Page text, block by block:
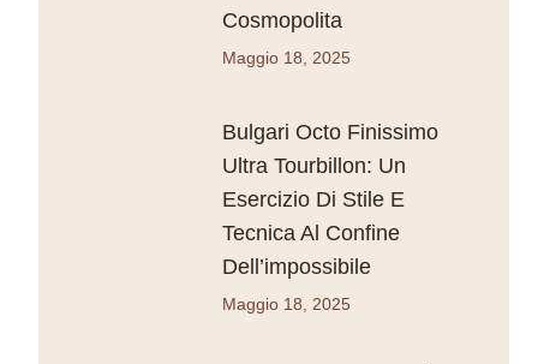
Cosmopolita
Maggio 18, 2025
Bulgari Octo Finissimo
Ultra Tourbillon: Un
Esercizio Di Stile E
Tecnica Al Confine
Dell’impossibile
Maggio 18, 2025